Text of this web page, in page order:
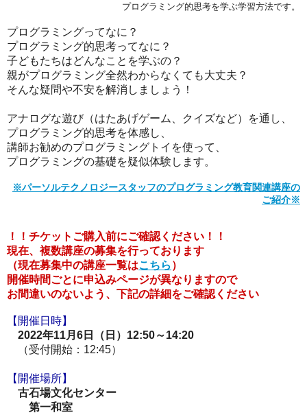
プログラミング的思考を学ぶ学習方法です。
プログラミングってなに？
プログラミング的思考ってなに？
子どもたちはどんなことを学ぶの？
親がプログラミング全然わからなくても大丈夫？
そんな疑問や不安を解消しましょう！
アナログな遊び（はたあげゲーム、クイズなど）を通し、
プログラミング的思考を体感し、
講師お勧めのプログラミングトイを使って、
プログラミングの基礎を疑似体験します。
※パーソルテクノロジースタッフのプログラミング教育関連講座の
ご紹介※
！！チケットご購入前にご確認ください！！
現在、複数講座の募集を行っております
（現在募集中の講座一覧はこちら ）
開催時間ごとに申込みページが異なりますので
お間違いのないよう、下記の詳細をご確認ください
【開催日時】
2022年11月6日（日）12:50～14:20
（受付開始：12:45）
【開催場所】
古石場文化センター
第一和室